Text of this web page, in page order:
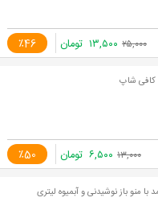
٪46 ۲۵,۰۰۰ ۱۳,۵۰۰ تومان
کافی شاپ
٪50 ۱۳,۰۰۰ ۶,۵۰۰ تومان
با منو باز نوشیدنی و آبمیوه لیتری